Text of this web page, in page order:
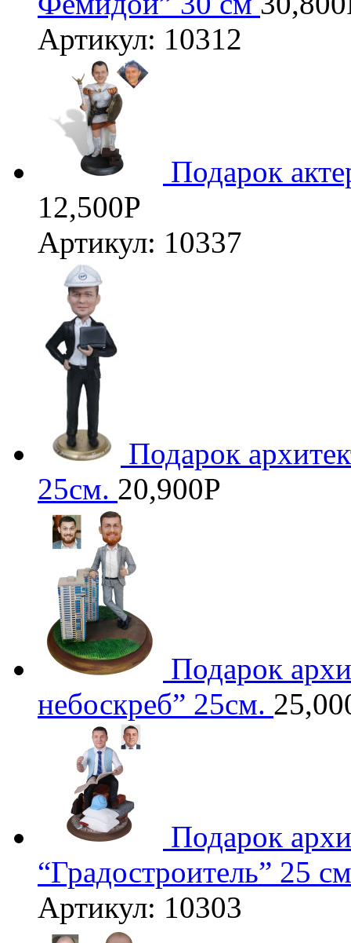
Артикул: 10312
Подарок
12,500Р
Артикул: 10337
Подарок
25см. 20,900Р
Подарок
небоскреб” 25см.
Подарок
“Градостроитель” 25
Артикул: 10303